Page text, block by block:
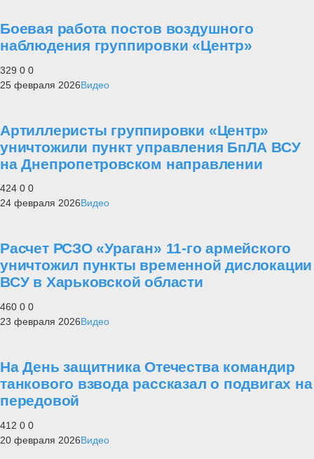
Боевая работа постов воздушного
наблюдения группировки «Центр»
329 0 0
25 февраля 2026Видео
Артиллеристы группировки «Центр»
уничтожили пункт управления БпЛА ВСУ
на Днепропетровском направлении
424 0 0
24 февраля 2026Видео
Расчет РСЗО «Ураган» 11-го армейского
уничтожил пункты временной дислокации
ВСУ в Харьковской области
460 0 0
23 февраля 2026Видео
На День защитника Отечества командир
танкового взвода рассказал о подвигах на
передовой
412 0 0
20 февраля 2026Видео